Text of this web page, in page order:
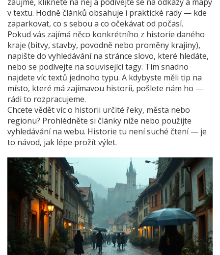
v textu. Hodně článků obsahuje i praktické rady — kde
zaparkovat, co s sebou a co očekávat od počasí.
Pokud vás zajímá něco konkrétního z historie daného
kraje (bitvy, stavby, povodně nebo proměny krajiny),
napište do vyhledávání na stránce slovo, které hledáte,
nebo se podívejte na související tagy. Tím snadno
najdete víc textů jednoho typu. A kdybyste měli tip na
místo, které má zajímavou historii, pošlete nám ho —
rádi to rozpracujeme.
Chcete vědět víc o historii určité řeky, města nebo
regionu? Prohlédněte si články níže nebo použijte
vyhledávání na webu. Historie tu není suché čtení — je
to návod, jak lépe prožít výlet.